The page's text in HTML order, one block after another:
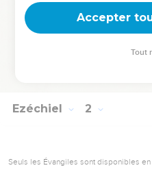
Tel l'aspect de l'arc qui est
ainsi était l'aspect de cette
c'était une image de la gloire
Ezéchiel 2
Seuls les Évangiles sont disponibles
Accepter
Tout